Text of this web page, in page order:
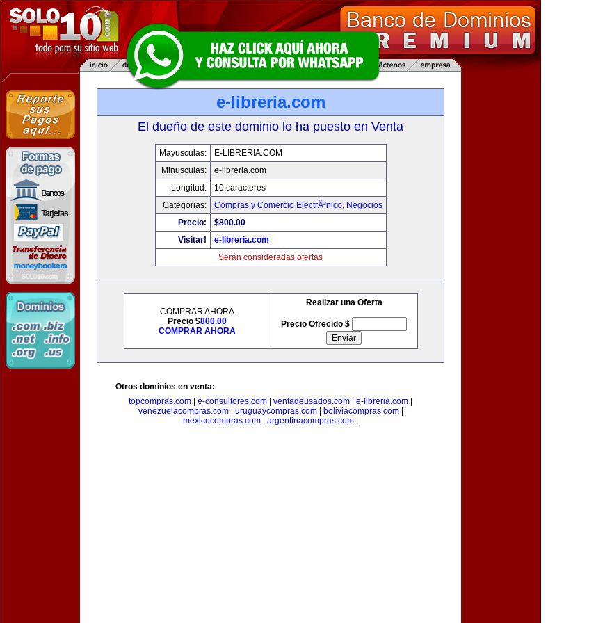
e-libreria.com
El dueño de este dominio lo ha puesto en Venta
Mayusculas:
E-LIBRERIA.COM
Minusculas:
e-libreria.com
Longitud:
10 caracteres
Categorias:
Compras y Comercio ElectrÃ³nico, Negocios
Precio:
$800.00
Visitar!
e-libreria.com
Serán consideradas ofertas
COMPRAR AHORA
Precio $800.00
COMPRAR AHORA
Realizar una Oferta
Precio Ofrecido $
Otros dominios en venta:
topcompras.com
e-consultores.com ventadeusados.com e-libreria.com
venezuelacompras.com| uruguaycompras.com| boliviacompras.com|
mexicocompras.com
argentinacompras.com